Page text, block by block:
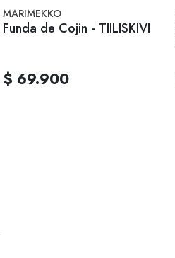
MARIMEKKO
Funda de Cojin - TIILISKIVI
$ 69.900